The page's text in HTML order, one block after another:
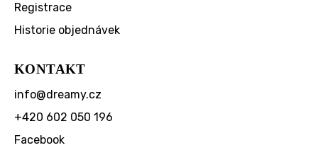
Registrace
Historie objednávek
KONTAKT
info@dreamy.cz
+420 602 050 196
Facebook